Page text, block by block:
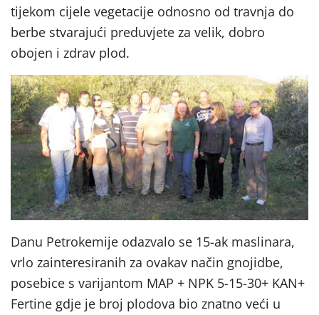
tijekom cijele vegetacije odnosno od travnja do
berbe stvarajući preduvjete za velik, dobro
obojen i zdrav plod.
Danu Petrokemije odazvalo se 15-ak maslinara,
vrlo zainteresiranih za ovakav način gnojidbe,
posebice s varijantom MAP + NPK 5-15-30+ KAN+
Fertine gdje je broj plodova bio znatno veći u